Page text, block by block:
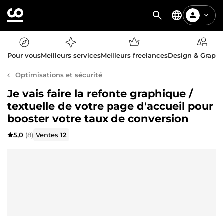
Pour vousMeilleurs servicesMeilleurs freelancesDesign &
Optimisations et sécurité
Je vais faire la refonte graphique /
textuelle de votre page d'accueil pour
booster votre taux de conversion
5,0 (8) Ventes12